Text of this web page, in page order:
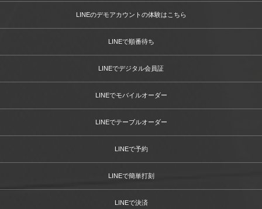
LINEのデモアカウントの体験はこちら
LINEで順番待ち
LINEでデジタル会員証
LINEでモバイルオーダー
LINEでテーブルオーダー
LINEで予約
LINEで簡単打刻
LINEで決済